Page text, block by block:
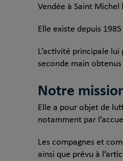
Vendée à Saint Michel
Elle existe depuis
L’activité principale
seconde main
Notre
Elle a pour objet de
notamment par
Les compagnes et
ainsi que prévu à